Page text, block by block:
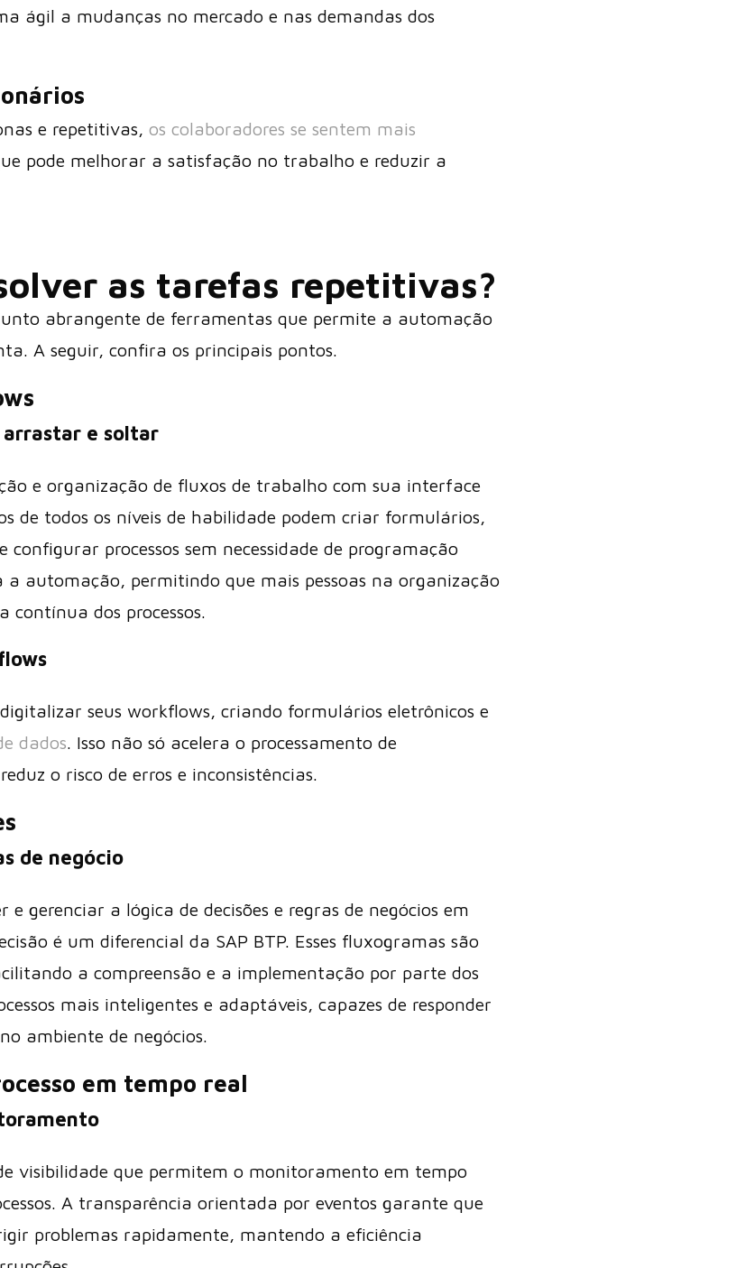
ágil a mudanças no mercado e nas demandas dos
e repetitivas, os colaboradores se sentem mais
pode melhorar a satisfação no trabalho e reduzir a
as tarefas repetitivas?
abrangente de ferramentas que permite a automação
A seguir, confira os principais pontos.
e soltar
e organização de fluxos de trabalho com sua interface
de todos os níveis de habilidade podem criar formulários,
configurar processos sem necessidade de programação
a automação, permitindo que mais pessoas na organização
dos processos.
digitalizar seus workflows, criando formulários eletrônicos e
dados. Isso não só acelera o processamento de
o risco de erros e inconsistências.
de negócio
e gerenciar a lógica de decisões e regras de negócios em
é um diferencial da SAP BTP. Esses fluxogramas são
a compreensão e a implementação por parte dos
mais inteligentes e adaptáveis, capazes de responder
ambiente de negócios.
em tempo real
visibilidade que permitem o monitoramento em tempo
A transparência orientada por eventos garante que
problemas rapidamente, mantendo a eficiência